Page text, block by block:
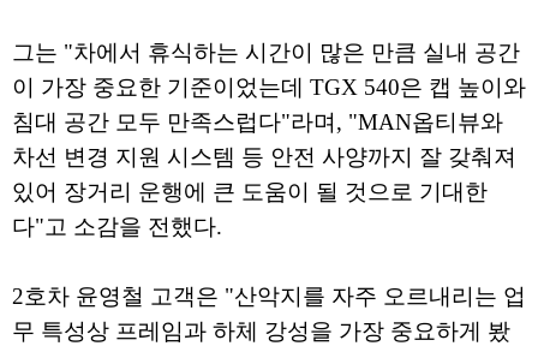
그는 "차에서 휴식하는 시간이 많은 만큼 실내 공간
이 가장 중요한 기준이었는데 TGX 540은 캡 높이와
침대 공간 모두 만족스럽다"라며, "MAN옵티뷰와
차선 변경 지원 시스템 등 안전 사양까지 잘 갖춰져
있어 장거리 운행에 큰 도움이 될 것으로 기대한
다"고 소감을 전했다.
2호차 윤영철 고객은 "산악지를 자주 오르내리는 업
무 특성상 프레임과 하체 강성을 가장 중요하게 봤